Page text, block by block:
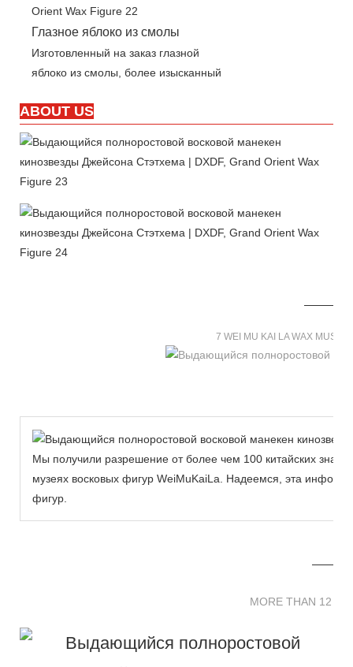
Глазное яблоко из смолы
Изготовленный на заказ глазной
яблоко из смолы, более изысканный
ABOUT US
7 WEI MU KAI LA WAX
Мы получили разрешение от более чем 100 китайских
музеях восковых фигур WeiMuKaiLa. Надеемся, эта
фигур.
MORE THAN 12